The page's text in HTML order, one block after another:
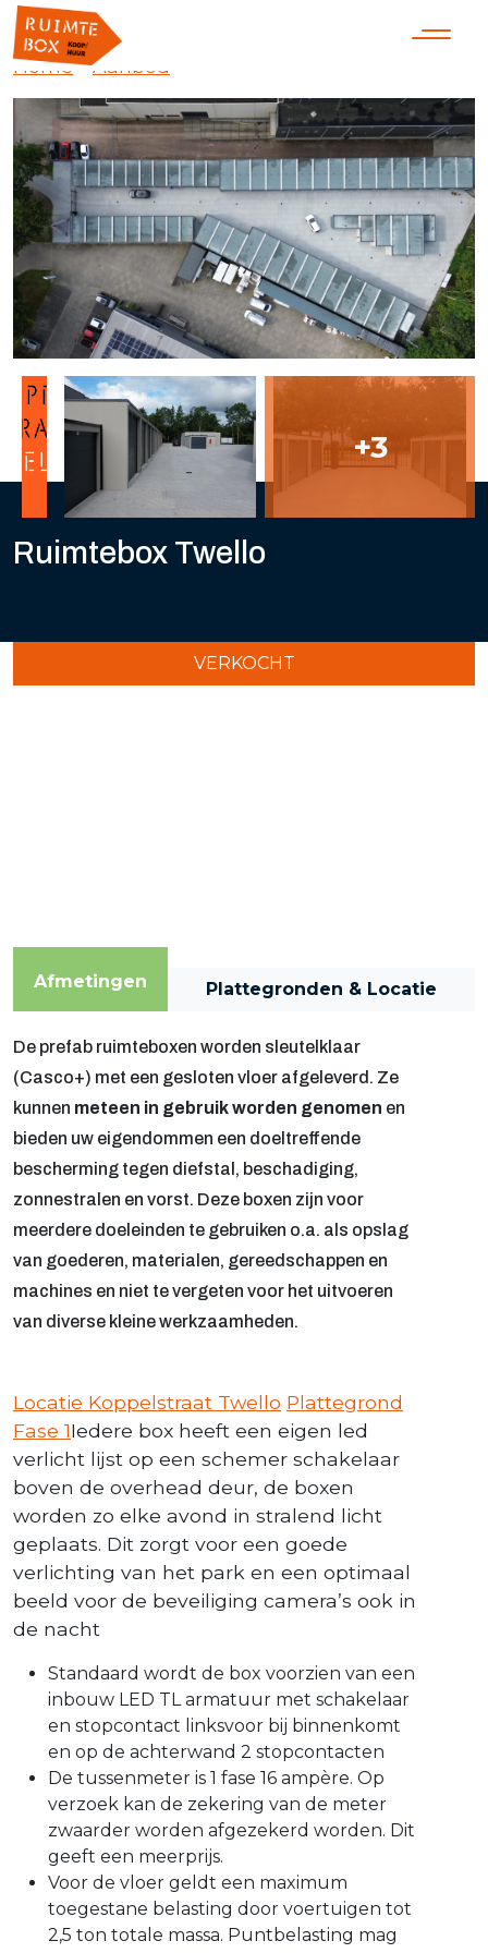
Home»Aanbod
+3
Ruimtebox Twello
VERKOCHT
Afmetingen Plattegronden & Locatie
De prefab ruimteboxen worden sleutelklaar
(Casco+) met een gesloten vloer afgeleverd. Ze
kunnen meteen in gebruik worden genomen en
bieden uw eigendommen een doeltreffende
bescherming tegen diefstal, beschadiging,
zonnestralen en vorst. Deze boxen zijn voor
meerdere doeleinden te gebruiken o.a. als opslag
van goederen, materialen, gereedschappen en
machines en niet te vergeten voor het uitvoeren
van diverse kleine werkzaamheden.
Locatie Koppelstraat Twello Plattegrond
Fase 1Iedere box heeft een eigen led
verlicht lijst op een schemer schakelaar
boven de overhead deur, de boxen
worden zo elke avond in stralend licht
geplaats. Dit zorgt voor een goede
verlichting van het park en een optimaal
beeld voor de beveiliging camera’s ook in
de nacht
Standaard wordt de box voorzien van een
inbouw LED TL armatuur met schakelaar
en stopcontact linksvoor bij binnenkomt
en op de achterwand 2 stopcontacten
De tussenmeter is 1 fase 16 ampère. Op
verzoek kan de zekering van de meter
zwaarder worden afgezekerd worden. Dit
geeft een meerprijs.
Voor de vloer geldt een maximum
toegestane belasting door voertuigen tot
2,5 ton totale massa. Puntbelasting mag